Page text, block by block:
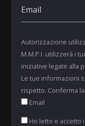
Autorizzazione
M.M.P.I. utilizzerà i
iniziative legate alla
Le tue informazioni
rispetto. Conferma
Email
Ho letto e accetto